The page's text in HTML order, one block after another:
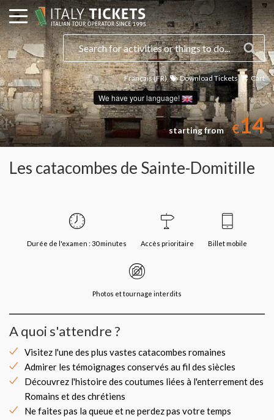
Français (FR)
We have your language!
Download Tickets Cart
starting from €14
Les catacombes de Sainte-Domitille
Durée de l'examen : 30 minutes Accès prioritaire Billet mobile
Photos et tournage interdits
A quoi s'attendre ?
Visitez l'une des plus vastes catacombes romaines
Admirer les témoignages conservés au fil des siècles
Découvrez l'histoire des coutumes liées à l'enterrement des
Romains et des chrétiens
Ne faites pas la queue et ne perdez pas votre temps